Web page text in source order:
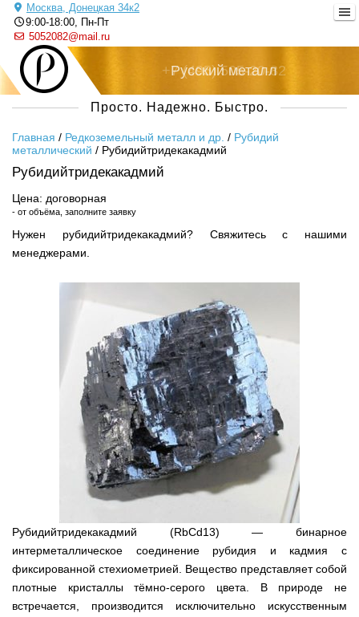
Москва, Донецкая 34к2
9:00-18:00, Пн-Пт
5052082@mail.ru
Русский металл
+7 (495) 505-20-82
Просто. Надежно. Быстро.
Главная / Редкоземельный металл и др. / Рубидий
металлический / Рубидийтридекакадмий
Рубидийтридекакадмий
Цена: договорная
- от объёма, заполните заявку
Нужен рубидийтридекакадмий? Свяжитесь с нашими
менеджерами.
Рубидийтридекакадмий (RbCd13) — бинарное
интерметаллическое соединение рубидия и кадмия с
фиксированной стехиометрией. Вещество представляет собой
плотные кристаллы тёмно-серого цвета. В природе не
встречается, производится исключительно искусственным